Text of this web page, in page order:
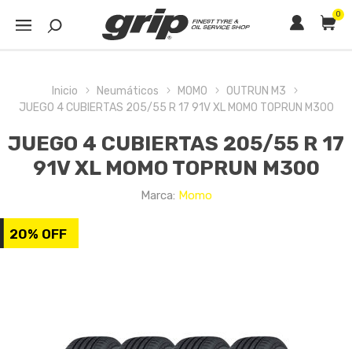
0
Inicio Neumáticos MOMO
OUTRUN M3
JUEGO 4 CUBIERTAS 205/55 R 17 91V XL MOMO TOPRUN M300
JUEGO 4 CUBIERTAS 205/55 R 17
91V XL MOMO TOPRUN M300
Marca: Momo
20% OFF